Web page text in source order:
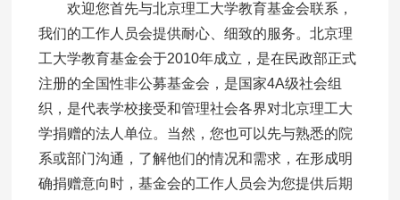
欢迎您首先与北京理工大学教育基金会联系，
我们的工作人员会提供耐心、细致的服务。北京理
工大学教育基金会于2010年成立，是在民政部正式
注册的全国性非公募基金会，是国家4A级社会组
织，是代表学校接受和管理社会各界对北京理工大
学捐赠的法人单位。当然，您也可以先与熟悉的院
系或部门沟通，了解他们的情况和需求，在形成明
确捐赠意向时，基金会的工作人员会为您提供后期